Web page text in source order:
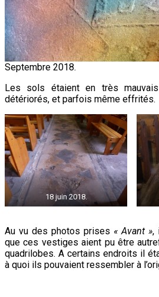
Septembre 2018.
Les sols étaient en très
détériorés, et parfois même effrités.
18 juin 2018.
Au vu des photos prises « Avant »,
que ces vestiges aient pu être
quadrilobes. A certains endroits il
à quoi ils pouvaient ressembler à